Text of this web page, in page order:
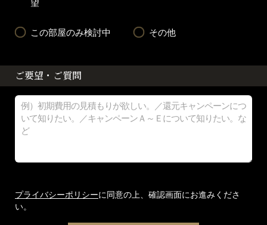
望
この部屋のみ検討中 その他
ご要望・ご質問
プライバシーポリシーに同意の上、確認画面にお進みくださ
い。